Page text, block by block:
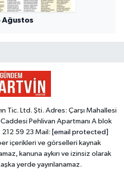
Ağustos
Tic. Ltd. Şti. Adres: Çarşı Mahallesi
Pehlivan Apartmanı A blok
212 59 23 Mail: [email protected]
içerikleri ve görselleri kaynak
kanuna aykırı ve izinsiz olarak
yerde yayınlanamaz.